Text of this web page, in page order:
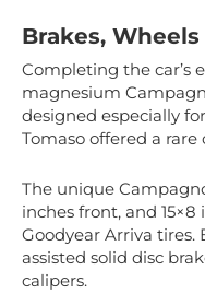
Brakes,
Completing the car’s
magnesium
designed especially
Tomaso offered a
The unique
inches front, and
Goodyear Arriva
assisted solid disc
calipers.